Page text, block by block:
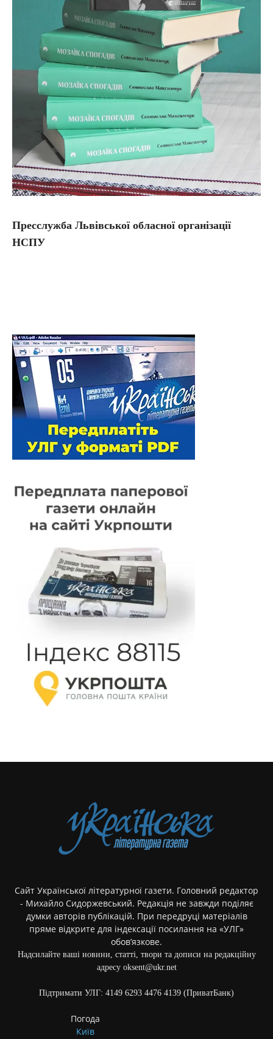
Пресслужба Львівської обласної організації
НСПУ
Сайт Української літературної газети. Головний редактор
- Михайло Сидоржевський. Редакція не завжди поділяє
думки авторів публікацій. При передруці матеріалів
пряме відкрите для індексації посилання на «УЛГ»
обов’язкове.
Надсилайте ваші новини, статті, твори та дописи на редакційну
адресу oksent@ukr.net
Підтримати УЛГ: 4149 6293 4476 4139 (ПриватБанк)
Погода
Київ